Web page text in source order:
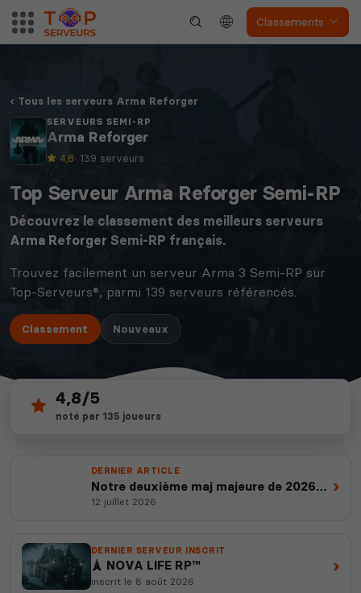
Classements
Tous les serveurs Arma Reforger
SERVEURS SEMI-RP
Arma Reforger
4,8· 139 serveurs
Top Serveur Arma Reforger Semi-RP
Découvrez le classement des meilleurs serveurs
Arma Reforger Semi-RP français.
Trouvez facilement un serveur Arma 3 Semi-RP sur
Top-Serveurs®, parmi 139 serveurs référencés.
Classement Nouveaux
139
serveurs actifs
depuis 2012
4,8/5
noté par 135 joueurs
DERNIER ARTICLE
Notre deuxième maj majeure de 2026
est en ligne
12 juillet 2026
›
DERNIER SERVEUR INSCRIT
🗼 NOVA LIFE RP™
inscrit le 8 août 2026
›